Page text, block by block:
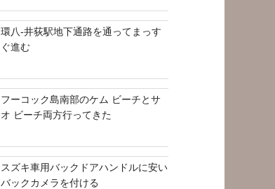
環八-井荻駅地下通路を通ってまっす
ぐ進む
フーコック島南部のケム ビーチとサ
オ ビーチ両方行ってきた
スズキ車用バックドアハンドルに安い
バックカメラを付ける